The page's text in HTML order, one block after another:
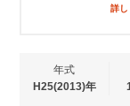
詳し
年式
H25(2013)年